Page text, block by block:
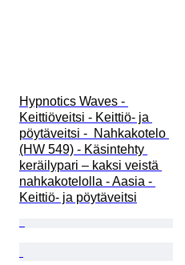
Hypnotics Waves -
Keittiöveitsi - Keittiö- ja
pöytäveitsi -  Nahkakotelo
(HW 549) - Käsintehty
keräilypari – kaksi veistä
nahkakotelolla - Aasia -
Keittiö- ja pöytäveitsi